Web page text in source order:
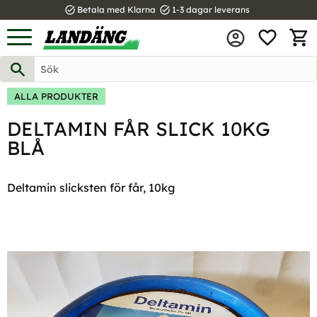
Meny
task_alt Betala med Klarna task_alt 1-3 dagar leverans
ALLA PRODUKTER
DELTAMIN FÅR SLICK 10KG
BLÅ
Deltamin slicksten för får, 10kg